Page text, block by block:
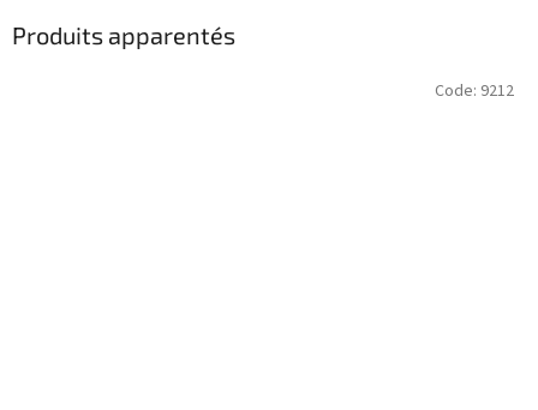
Produits apparentés
Code: 9212